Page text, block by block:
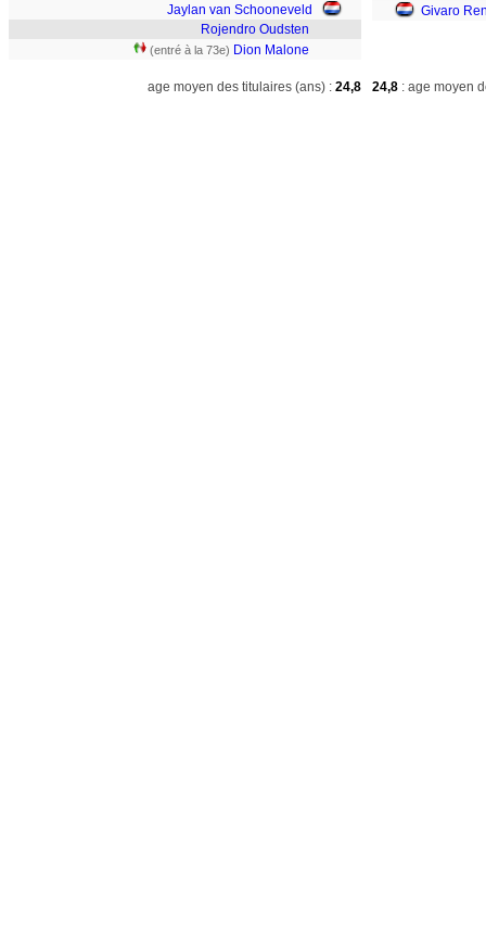
Jaylan van Schooneveld
Rojendro Oudsten
(entré à la 73e) Dion Malone
Givaro
age moyen des titulaires (ans) : 24,8 24,8 : age moyen